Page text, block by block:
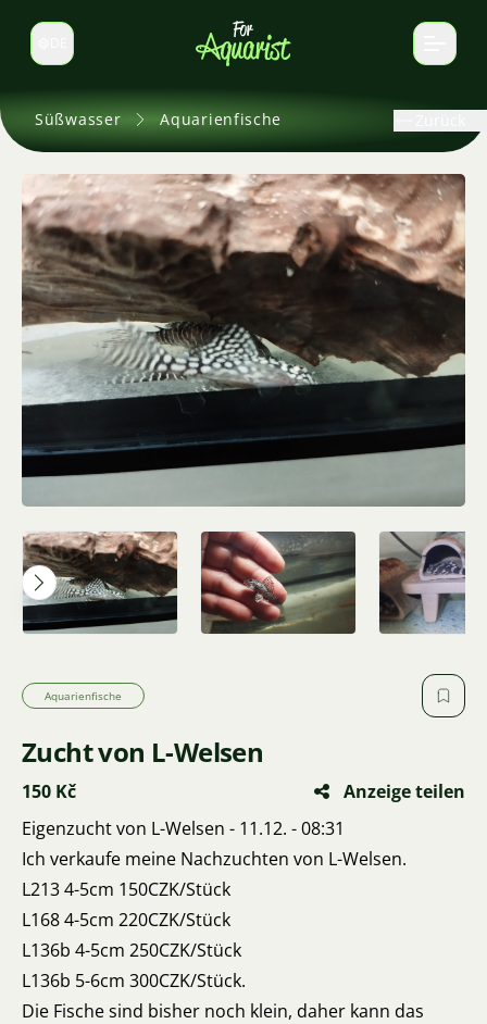
Sprache wechseln
Süßwasser Aquarienfische
Aquarienfische
Zucht von L-Welsen
150 Kč
Anzeige teilen
Eigenzucht von L-Welsen - 11.12. - 08:31
Ich verkaufe meine Nachzuchten von L-Welsen.
L213 4-5cm 150CZK/Stück
L168 4-5cm 220CZK/Stück
L136b 4-5cm 250CZK/Stück
L136b 5-6cm 300CZK/Stück.
Die Fische sind bisher noch klein, daher kann das